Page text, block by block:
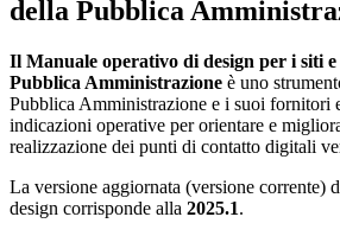
della Pubblica
Il Manuale operativo di design per i siti
Pubblica Amministrazione è uno
Pubblica Amministrazione e i suoi fornitori
indicazioni operative per orientare e
realizzazione dei punti di contatto digitali
La versione aggiornata (versione corrente)
design corrisponde alla 2025.1.